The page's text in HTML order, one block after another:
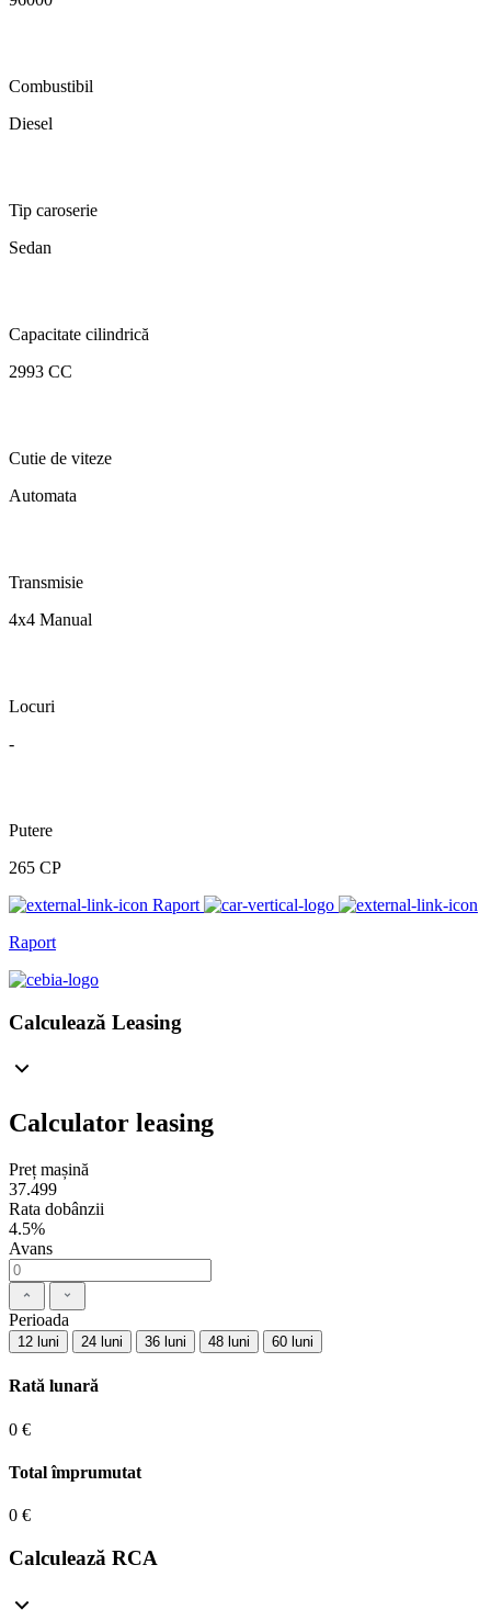
Combustibil
Diesel
Tip caroserie
Sedan
Capacitate cilindrică
2993 CC
Cutie de viteze
Automata
Transmisie
4x4 Manual
Locuri
-
Putere
265 CP
Raport
Raport
Calculează Leasing
Calculator leasing
Preț mașină
37.499
Rata dobânzii
4.5%
Avans
Perioada
12 luni 24 luni 36 luni 48 luni 60 luni
Rată lunară
0 €
Total împrumutat
0 €
Calculează RCA